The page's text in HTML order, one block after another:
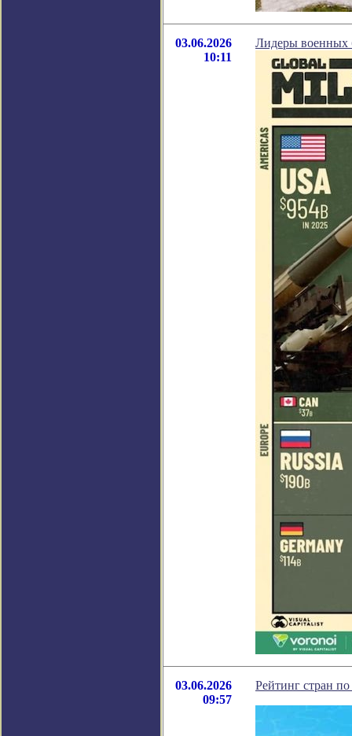
03.06.2026
10:11
Лидеры военных
03.06.2026
09:57
Рейтинг стран